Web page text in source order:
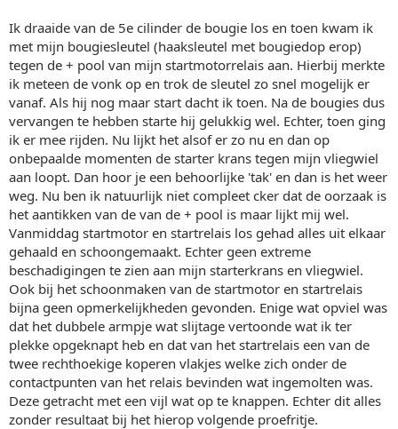
Ik draaide van de 5e cilinder de bougie los en toen kwam ik
met mijn bougiesleutel (haaksleutel met bougiedop erop)
tegen de + pool van mijn startmotorrelais aan. Hierbij merkte
ik meteen de vonk op en trok de sleutel zo snel mogelijk er
vanaf. Als hij nog maar start dacht ik toen. Na de bougies dus
vervangen te hebben starte hij gelukkig wel. Echter, toen ging
ik er mee rijden. Nu lijkt het alsof er zo nu en dan op
onbepaalde momenten de starter krans tegen mijn vliegwiel
aan loopt. Dan hoor je een behoorlijke 'tak' en dan is het weer
weg. Nu ben ik natuurlijk niet compleet cker dat de oorzaak is
het aantikken van de van de + pool is maar lijkt mij wel.
Vanmiddag startmotor en startrelais los gehad alles uit elkaar
gehaald en schoongemaakt. Echter geen extreme
beschadigingen te zien aan mijn starterkrans en vliegwiel.
Ook bij het schoonmaken van de startmotor en startrelais
bijna geen opmerkelijkheden gevonden. Enige wat opviel was
dat het dubbele armpje wat slijtage vertoonde wat ik ter
plekke opgeknapt heb en dat van het startrelais een van de
twee rechthoekige koperen vlakjes welke zich onder de
contactpunten van het relais bevinden wat ingemolten was.
Deze getracht met een vijl wat op te knappen. Echter dit alles
zonder resultaat bij het hierop volgende proefritje.